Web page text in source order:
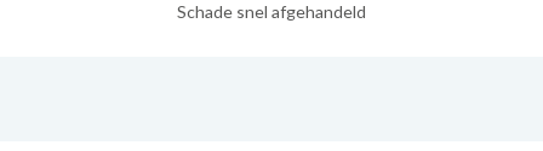
Schade snel afgehandeld